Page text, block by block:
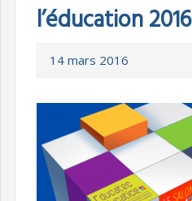
l’éducation 2016
14 mars 2016